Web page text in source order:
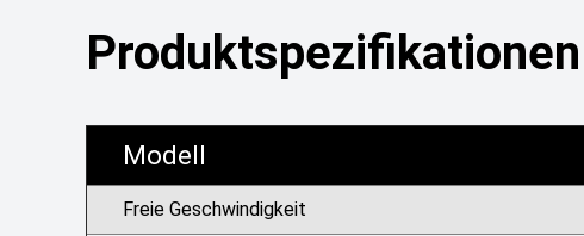
Produktspezifikationen
Modell
Freie Geschwindigkeit